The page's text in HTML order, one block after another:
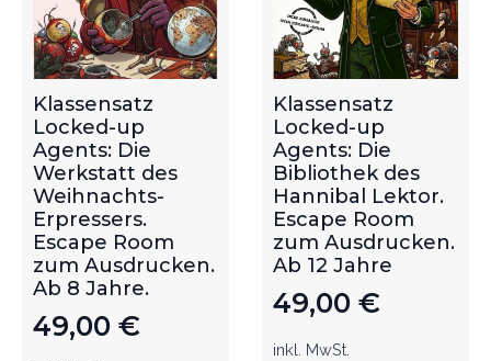
Klassensatz
Locked-up
Agents: Die
Werkstatt des
Weihnachts-
Erpressers.
Escape Room
zum Ausdrucken.
Ab 8 Jahre.
49,00 €
Klassensatz
Locked-up
Agents: Die
Bibliothek des
Hannibal Lektor.
Escape Room
zum Ausdrucken.
Ab 12 Jahre
49,00 €
inkl. MwSt.